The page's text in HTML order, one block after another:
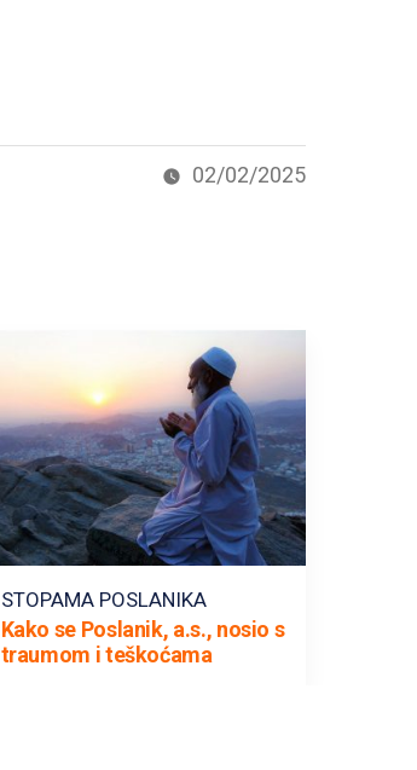
02/02/2025
STOPAMA POSLANIKA
Kako se Poslanik, a.s., nosio s
traumom i teškoćama